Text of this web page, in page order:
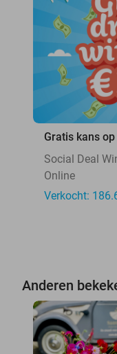
Gratis kans
Social Deal
Online
Verkocht:
Anderen